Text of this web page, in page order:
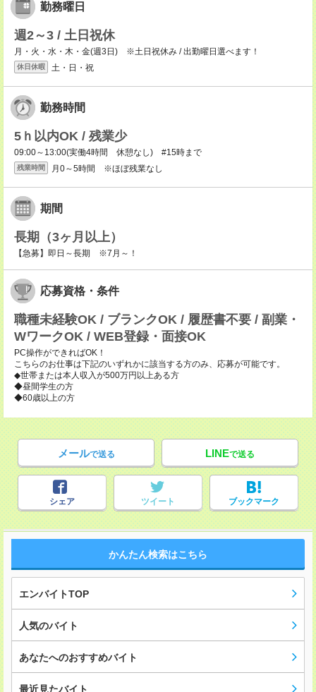
勤務曜日
週2～3 / 土日祝休
月・火・水・木・金(週3日) ※土日祝休み / 出勤曜日選べます！
休日休暇 土・日・祝
勤務時間
5ｈ以内OK / 残業少
09:00～13:00(実働4時間 休憩なし) #15時まで
残業時間 月0～5時間 ※ほぼ残業なし
期間
長期（3ヶ月以上）
【急募】即日～長期 ※7月～！
応募資格・条件
職種未経験OK / ブランクOK / 履歴書不要 / 副業・
WワークOK / WEB登録・面接OK
PC操作ができればOK！
こちらのお仕事は下記のいずれかに該当する方のみ、応募が可能です。
◆世帯または本人収入が500万円以上ある方
◆昼間学生の方
◆60歳以上の方
メールで送る LINEで送る
シェア ツイート ブックマーク
かんたん検索はこちら
エンバイトTOP
人気のバイト
あなたへのおすすめバイト
最近見たバイト